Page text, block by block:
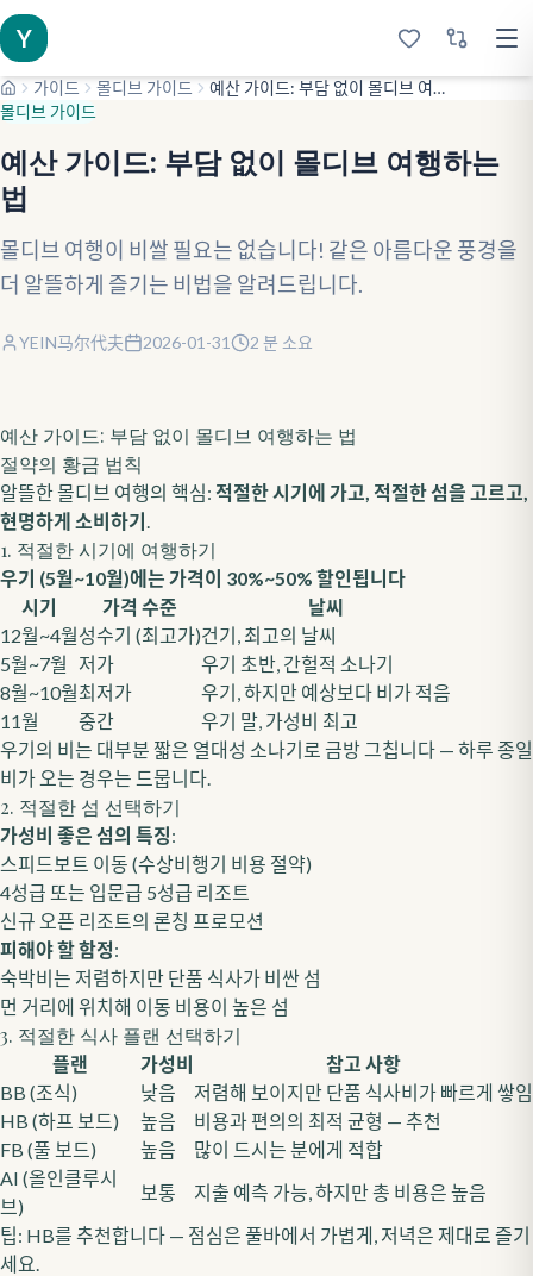
Y
가이드 몰디브 가이드
예산 가이드: 부담 없이 몰디브 여행하는 법
몰디브 가이드
예산 가이드: 부담 없이 몰디브 여행하는
법
몰디브 여행이 비쌀 필요는 없습니다! 같은 아름다운 풍경을
더 알뜰하게 즐기는 비법을 알려드립니다.
YEIN马尔代夫 2026-01-31 2 분 소요
예산 가이드: 부담 없이 몰디브 여행하는 법
절약의 황금 법칙
알뜰한 몰디브 여행의 핵심: 적절한 시기에 가고, 적절한 섬을 고르고,
현명하게 소비하기.
1. 적절한 시기에 여행하기
우기 (5월~10월)에는 가격이 30%~50% 할인됩니다
시기
가격 수준
날씨
12월~4월성수기 (최고가)건기, 최고의 날씨
5월~7월 저가
우기 초반, 간헐적 소나기
8월~10월최저가
우기, 하지만 예상보다 비가 적음
11월
중간
우기 말, 가성비 최고
우기의 비는 대부분 짧은 열대성 소나기로 금방 그칩니다 — 하루 종일
비가 오는 경우는 드뭅니다.
2. 적절한 섬 선택하기
가성비 좋은 섬의 특징:
스피드보트 이동 (수상비행기 비용 절약)
4성급 또는 입문급 5성급 리조트
신규 오픈 리조트의 론칭 프로모션
피해야 할 함정:
숙박비는 저렴하지만 단품 식사가 비싼 섬
먼 거리에 위치해 이동 비용이 높은 섬
3. 적절한 식사 플랜 선택하기
플랜 가성비
참고 사항
BB (조식)
낮음
저렴해 보이지만 단품 식사비가 빠르게 쌓임
HB (하프 보드)
높음
비용과 편의의 최적 균형 — 추천
FB (풀 보드)
높음
많이 드시는 분에게 적합
AI (올인클루시
브)
보통
지출 예측 가능, 하지만 총 비용은 높음
팁: HB를 추천합니다 — 점심은 풀바에서 가볍게, 저녁은 제대로 즐기
세요.